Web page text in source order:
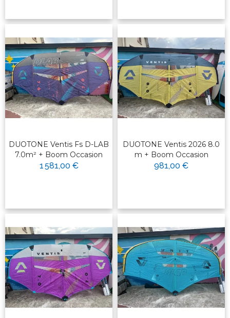
DUOTONE Ventis Fs D-LAB
7.0m² + Boom Occasion
1 581,00 €
DUOTONE Ventis 2026 8.0
m + Boom Occasion
981,00 €